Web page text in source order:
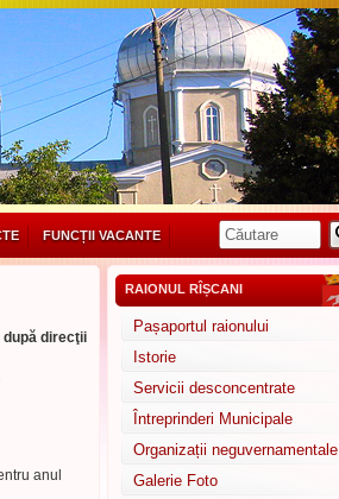
FUNCȚII VACANTE
după direcţii
anul
RAIONUL RÎȘCANI
Pașaportul raionului
Istorie
Servicii desconcentrate
Întreprinderi Municipale
Organizații neguvernamentale
Galerie Foto